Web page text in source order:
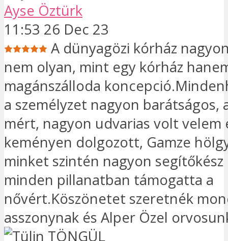
Ayse Öztürk
11:53 26 Dec 23
A dünyagözi kórház
nem olyan, mint egy kórház
magánszálloda
a személyzet nagyon barátságos,
mért, nagyon udvarias volt velem
keményen dolgozott, Gamze
minket szintén nagyon
minden pillanatban támogatta a
nővért.Köszönetet szeretnék
asszonynak és Alper Özel